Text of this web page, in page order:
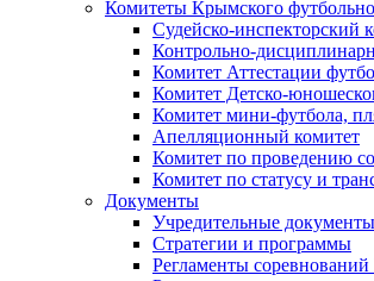
Комитеты Крымского
Судейско-инспекторский
Контрольно-
Комитет Аттестации
Комитет Детско-
Комитет мини-футбола,
Апелляционный комитет
Комитет по проведению
Комитет по статусу и
Документы
Учредительные документы
Стратегии и программы
Регламенты